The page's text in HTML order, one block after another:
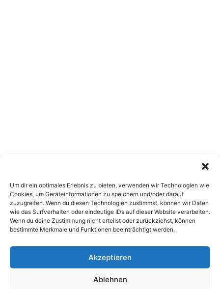
Um dir ein optimales Erlebnis zu bieten, verwenden wir Technologien wie
Cookies, um Geräteinformationen zu speichern und/oder darauf
zuzugreifen. Wenn du diesen Technologien zustimmst, können wir Daten
wie das Surfverhalten oder eindeutige IDs auf dieser Website verarbeiten.
Wenn du deine Zustimmung nicht erteilst oder zurückziehst, können
bestimmte Merkmale und Funktionen beeinträchtigt werden.
Akzeptieren
Ablehnen
Copyright 2026, All Rights Reserved